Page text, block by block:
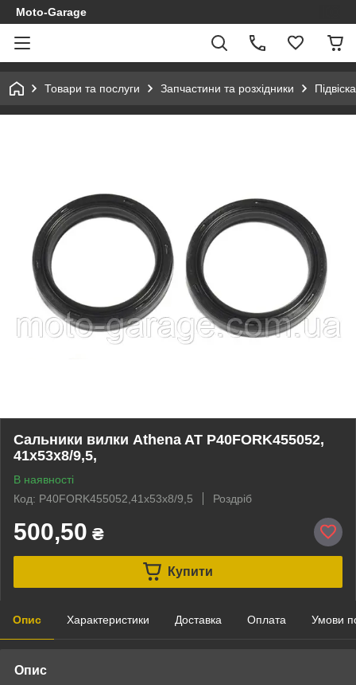
Moto-Garage
Товари та послуги Запчастини та розхідники Підвіска
Сальники вилки Athena AT P40FORK455052,
41x53x8/9,5,
В наявності
Код: P40FORK455052,41x53x8/9,5
Роздріб
500,50 ₴
Купити
Опис Характеристики Доставка Оплата Умови
Опис